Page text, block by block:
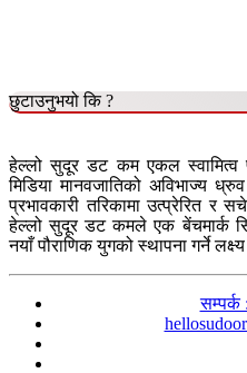
छुटाउनुभयो कि ?
हेल्लो सुदूर डट कम एकल स्वामित्व
मिडिया मानवजातिको अविभाज्य
प्रभावकारी तरिकामा उत्प्रेरित र
हेल्लो सुदूर डट कमले एक बेंचमार्क
नयाँ पौराणिक युगको स्थापना गर्ने